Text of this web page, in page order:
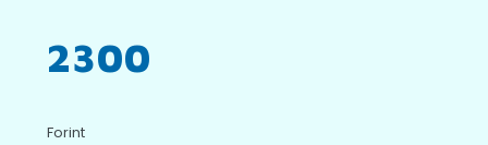
2300
Forint